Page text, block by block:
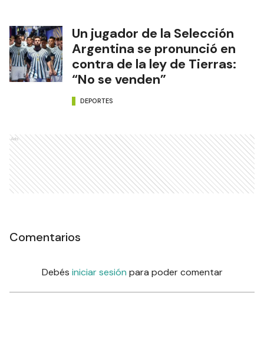
Un jugador de la Selección
Argentina se pronunció en
contra de la ley de Tierras:
“No se venden”
DEPORTES
Ads
Comentarios
Debés iniciar sesión para poder comentar